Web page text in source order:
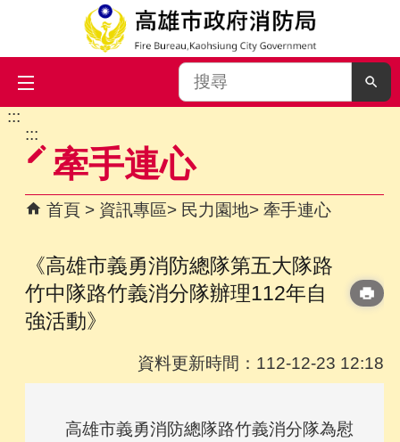
跳到主要內容區塊
搜
尋
:::
:::
牽手連心
首頁 資訊專區 民力園地 牽手連心
《高雄市義勇消防總隊第五大隊路
竹中隊路竹義消分隊辦理112年自
強活動》
資料更新時間：112-12-23 12:18
高雄市義勇消防總隊路竹義消分隊為慰